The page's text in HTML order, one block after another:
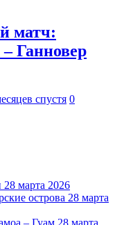
матч:
Ганновер
спустя 0
марта 2026
острова 28 марта
– Гуам 28 марта